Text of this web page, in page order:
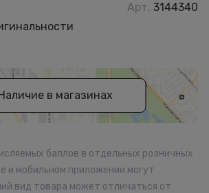
Арт. 3144340
в магазинах
баллов в отдельных розничных
и мобильном приложении могут
вид товара может отличаться от